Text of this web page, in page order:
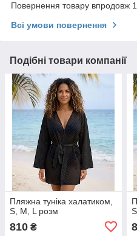
Повернення товару впродовж
Всі умови повернення
Подібні товари компанії
Пляжна туніка халатиком,
S, M, L розм
810 ₴